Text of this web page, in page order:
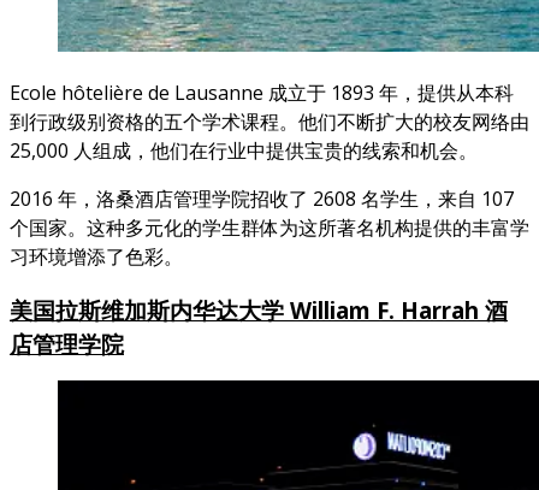
Ecole hôtelière de Lausanne 成立于 1893 年，提供从本科
到行政级别资格的五个学术课程。他们不断扩大的校友网络由
25,000 人组成，他们在行业中提供宝贵的线索和机会。
2016 年，洛桑酒店管理学院招收了 2608 名学生，来自 107
个国家。这种多元化的学生群体为这所著名机构提供的丰富学
习环境增添了色彩。
美国拉斯维加斯内华达大学 William F. Harrah 酒
店管理学院